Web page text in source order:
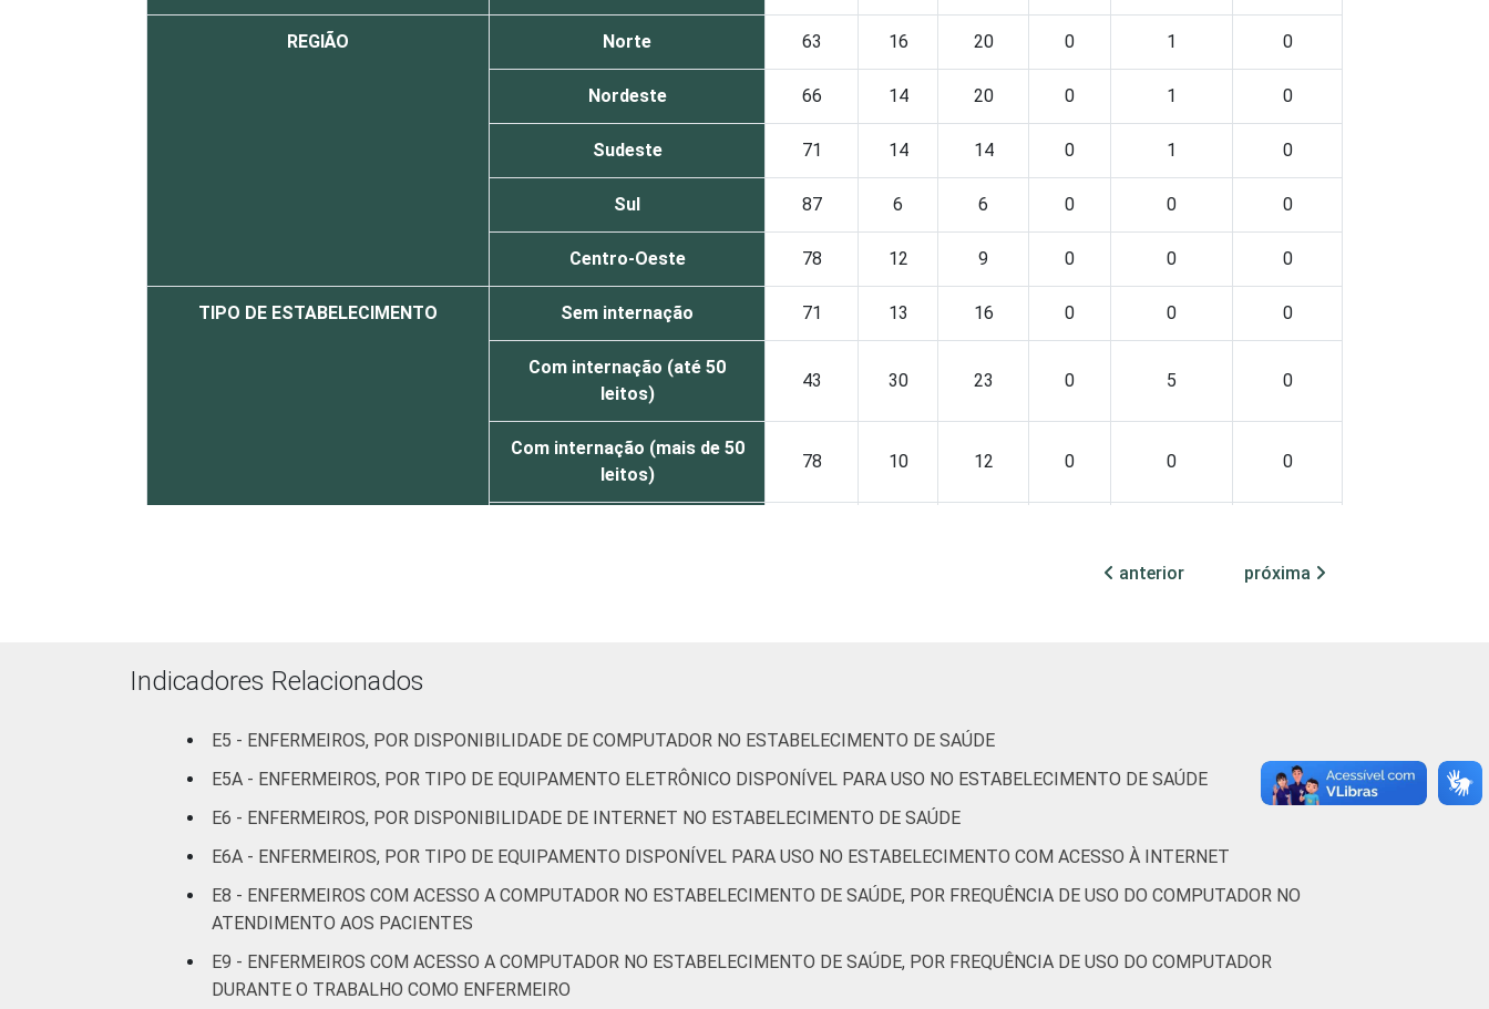
REGIÃO Norte 63 16 20 0 1 0
Nordeste 66 14 20 0 1 0
Sudeste 71 14 14 0 1 0
Sul 87 6 6 0 0 0
Centro-Oeste 78 12 9 0 0 0
TIPO DE ESTABELECIMENTO Sem internação 71 13 16 0 0 0
Com internação (até 50
leitos)
43 30 23 0 5 0
Com internação (mais de 50
leitos)
78 10 12 0 0 0
De 31 a 40 anos 73 11 15 0 0 0
De 41 anos ou mais 73 13
Fonte: CGI.br/NIC.br, Centro Regional de Estudos para o Desenvolvimento da Sociedade da Informação (Cetic.br), Pesquisa sobre o uso das
anterior próxima
Indicadores Relacionados
E5 - ENFERMEIROS, POR DISPONIBILIDADE DE COMPUTADOR NO ESTABELECIMENTO DE SAÚDE
E5A - ENFERMEIROS, POR TIPO DE EQUIPAMENTO ELETRÔNICO DISPONÍVEL PARA USO NO ESTABELECIMENTO DE SAÚDE
E6 - ENFERMEIROS, POR DISPONIBILIDADE DE INTERNET NO ESTABELECIMENTO DE SAÚDE
E6A - ENFERMEIROS, POR TIPO DE EQUIPAMENTO DISPONÍVEL PARA USO NO ESTABELECIMENTO COM ACESSO À INTERNET
E8 - ENFERMEIROS COM ACESSO A COMPUTADOR NO ESTABELECIMENTO DE SAÚDE, POR FREQUÊNCIA DE USO DO COMPUTADOR NO
ATENDIMENTO AOS PACIENTES
E9 - ENFERMEIROS COM ACESSO A COMPUTADOR NO ESTABELECIMENTO DE SAÚDE, POR FREQUÊNCIA DE USO DO COMPUTADOR
DURANTE O TRABALHO COMO ENFERMEIRO